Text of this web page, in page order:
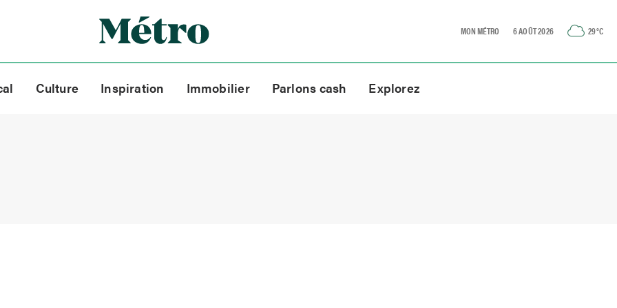
MON MÉTRO 6 AOÛT 2026 29°C
Culture Inspiration Immobilier Parlons cash Explorez